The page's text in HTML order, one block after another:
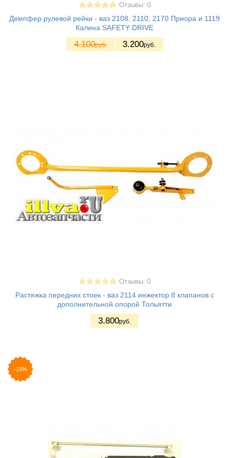
Отзывы: 0
Демпфер рулевой рейки - ваз 2108, 2110, 2170 Приора и 1119
Калина SAFETY DRIVE
4.100руб. 3.200руб.
Отзывы: 0
Растяжка передних стоек - ваз 2114 инжектор 8 клапанов с
дополнительной опорой Тольятти
3.800руб.
-15%